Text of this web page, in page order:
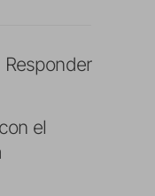
el
Responder